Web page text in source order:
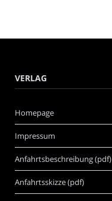
VERLAG
Homepage
Impressum
Anfahrtsbeschreibung (pdf)
Anfahrtsskizze (pdf)